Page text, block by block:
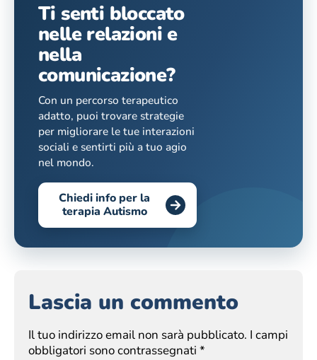
Ti senti bloccato
nelle relazioni e
nella
comunicazione?
Con un percorso terapeutico
adatto, puoi trovare strategie
per migliorare le tue interazioni
sociali e sentirti più a tuo agio
nel mondo.
Chiedi info per la
terapia Autismo
Lascia un commento
Il tuo indirizzo email non sarà pubblicato. I campi
obbligatori sono contrassegnati *